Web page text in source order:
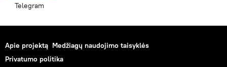
Telegram
Apie projektą Medžiagų naudojimo taisyklės
Privatumo politika